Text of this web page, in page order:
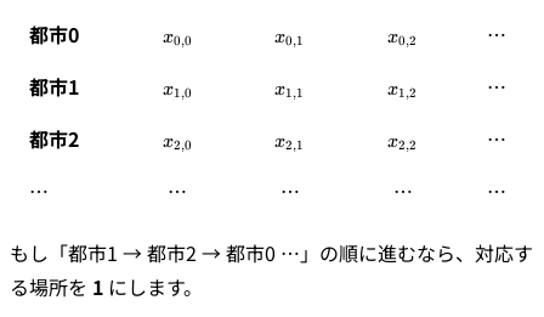
都市0
x_{0,0}
x0,0 x_{0,1}
x0,1 x_{0,2}
x0,2
…
都市1
x_{1,0}
x1,0 x_{1,1}
x1,1 x_{1,2}
x1,2
…
都市2
x_{2,0}
x2,0 x_{2,1}
x2,1 x_{2,2}
x2,2
…
…
… … … …
もし「都市1 → 都市2 → 都市0 …」の順に進むなら、対応す
る場所を 1 にします。